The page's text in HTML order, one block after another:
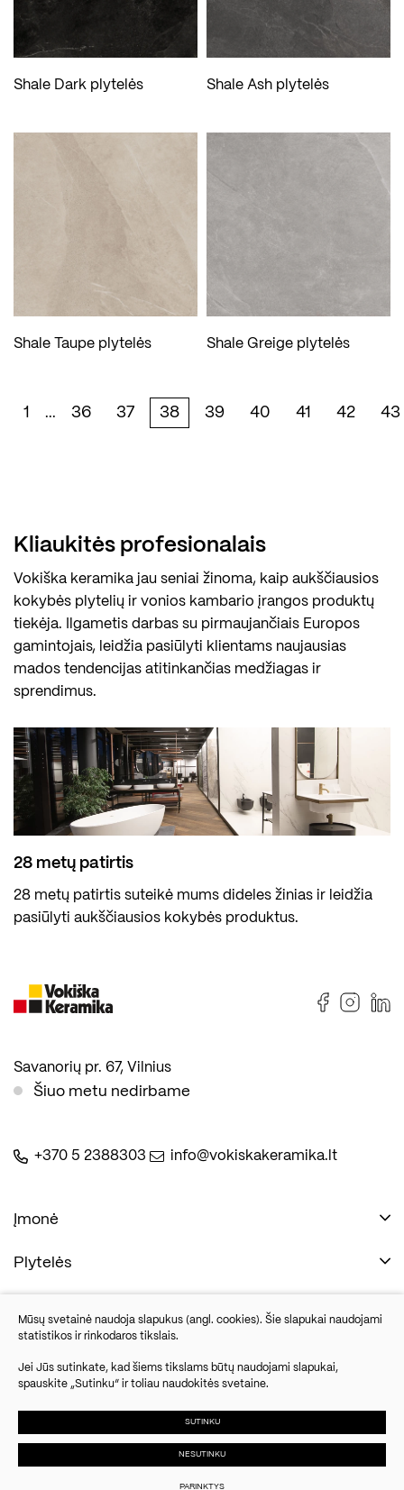
Shale Dark plytelės Shale Ash plytelės
Shale Taupe plytelės Shale Greige plytelės
1 ... 36 37 38 39 40 41 42 43
Kliaukitės profesionalais
Vokiška keramika jau seniai žinoma, kaip aukščiausios
kokybės plytelių ir vonios kambario įrangos produktų
tiekėja. Ilgametis darbas su pirmaujančiais Europos
gamintojais, leidžia pasiūlyti klientams naujausias
mados tendencijas atitinkančias medžiagas ir
sprendimus.
28 metų patirtis
28 metų patirtis suteikė mums dideles žinias ir leidžia
pasiūlyti aukščiausios kokybės produktus.
Savanorių pr. 67, Vilnius
Šiuo metu nedirbame
+370 5 2388303 info@vokiskakeramika.lt
Įmonė
Plytelės
Naudinga
Kontaktai
Savanorių pr. 67, Vilnius
Šiuo metu nedirbame
Mūsų svetainė naudoja slapukus (angl. cookies). Šie slapukai naudojami
statistikos ir rinkodaros tikslais.
Jei Jūs sutinkate, kad šiems tikslams būtų naudojami slapukai,
spauskite „Sutinku“ ir toliau naudokitės svetaine.
SUTINKU
NESUTINKU
PARINKTYS